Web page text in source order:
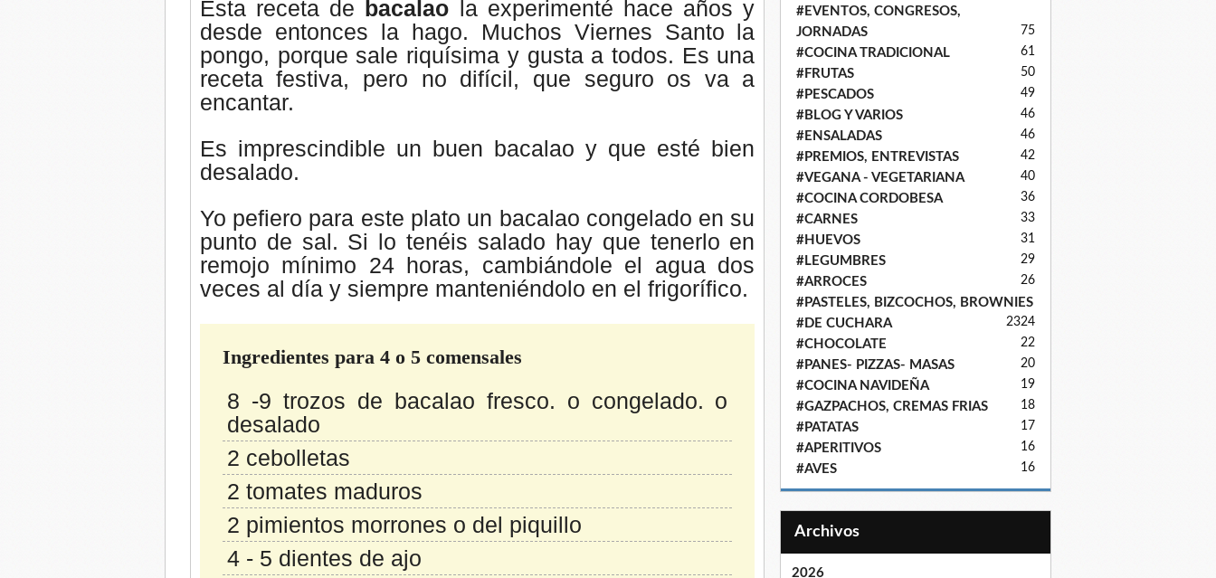
Esta receta de bacalao la experimenté hace años y
desde entonces la hago. Muchos Viernes Santo la
pongo, porque sale riquísima y gusta a todos. Es una
receta festiva, pero no difícil, que seguro os va a
encantar.
Es imprescindible un buen bacalao y que esté bien
desalado.
Yo pefiero para este plato un bacalao congelado en su
punto de sal. Si lo tenéis salado hay que tenerlo en
remojo mínimo 24 horas, cambiándole el agua dos
veces al día y siempre manteniéndolo en el frigorífico.
Ingredientes para 4 o 5 comensales
8 -9 trozos de bacalao fresco. o congelado. o
desalado
2 cebolletas
2 tomates maduros
2 pimientos morrones o del piquillo
4 - 5 dientes de ajo
#EVENTOS, CONGRESOS,
JORNADAS
75
#COCINA TRADICIONAL 61
#FRUTAS 50
#PESCADOS 49
#BLOG Y VARIOS 46
#ENSALADAS 46
#PREMIOS, ENTREVISTAS 42
#VEGANA - VEGETARIANA 40
#COCINA CORDOBESA 36
#CARNES 33
#HUEVOS 31
#LEGUMBRES 29
#ARROCES 26
#PASTELES, BIZCOCHOS, BROWNIES
24
#DE CUCHARA 23
#CHOCOLATE 22
#PANES- PIZZAS- MASAS 20
#COCINA NAVIDEÑA 19
#GAZPACHOS, CREMAS FRIAS 18
#PATATAS 17
#APERITIVOS 16
#AVES 16
Archivos
2026